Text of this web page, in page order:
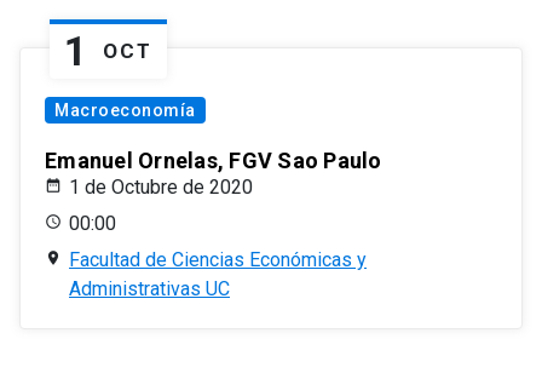
1 OCT
Macroeconomía
Emanuel Ornelas, FGV Sao Paulo
1 de Octubre de 2020
00:00
Facultad de Ciencias Económicas y
Administrativas UC